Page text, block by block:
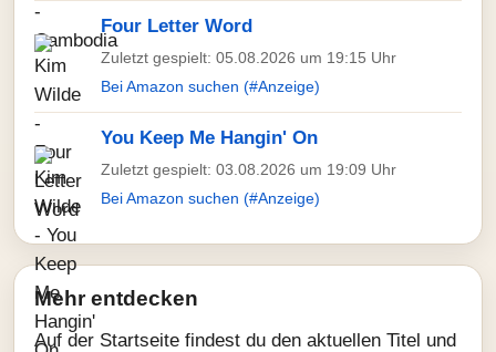
Four Letter Word
Zuletzt gespielt: 05.08.2026 um 19:15 Uhr
Bei Amazon suchen (#Anzeige)
You Keep Me Hangin' On
Zuletzt gespielt: 03.08.2026 um 19:09 Uhr
Bei Amazon suchen (#Anzeige)
Mehr entdecken
Auf der Startseite findest du den aktuellen Titel und